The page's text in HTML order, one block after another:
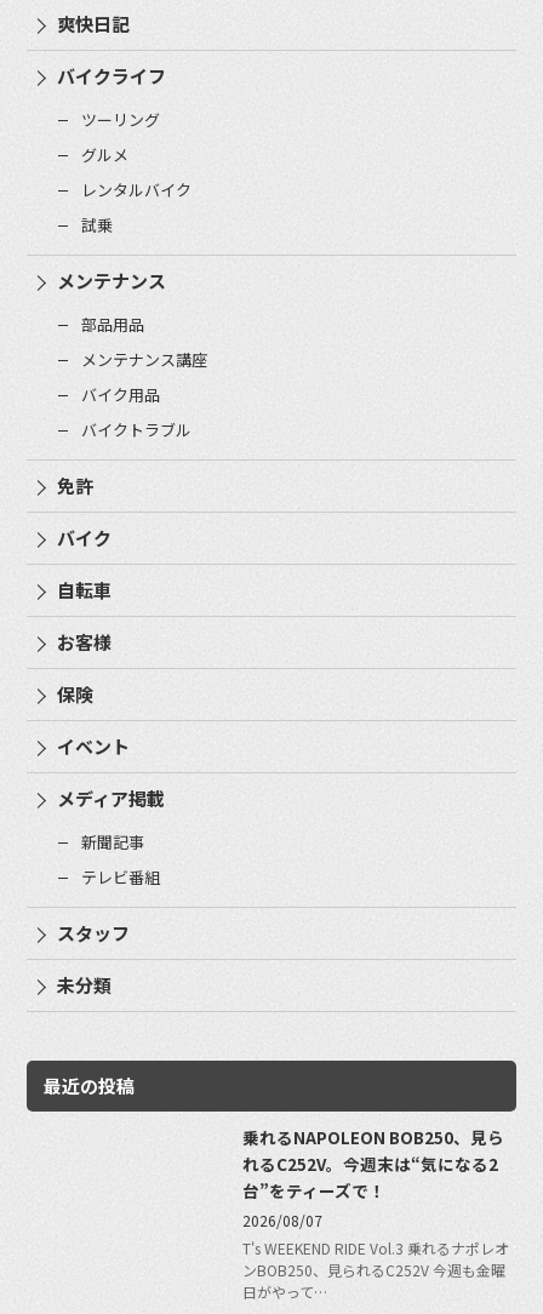
爽快日記
バイクライフ
ツーリング
グルメ
レンタルバイク
試乗
メンテナンス
部品用品
メンテナンス講座
バイク用品
バイクトラブル
免許
バイク
自転車
お客様
保険
イベント
メディア掲載
新聞記事
テレビ番組
スタッフ
未分類
最近の投稿
乗れるNAPOLEON BOB250、見ら
れるC252V。今週末は“気になる2
台”をティーズで！
2026/08/07
T's WEEKEND RIDE Vol.3 乗れるナポレオ
ンBOB250、見られるC252V 今週も金曜
日がやって…